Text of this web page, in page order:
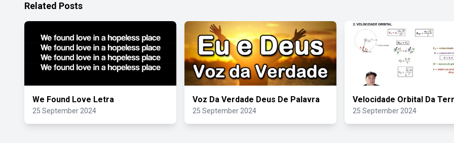
Related Posts
We Found Love Letra
25 September 2024
Voz Da Verdade Deus De Palavra
25 September 2024
Velocidade Orbital Da
25 September 2024